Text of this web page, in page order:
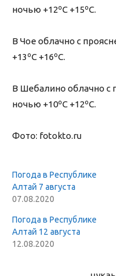
ночью +12ºС +15ºС.
В Чое облачно с
+13ºС +16ºС.
В Шебалино облачно с
ночью +10ºС +12ºС.
Фото: fotokto.ru
Погода в Республике
Алтай 7 августа
07.08.2020
Погода в Республике
Алтай 12 августа
12.08.2020